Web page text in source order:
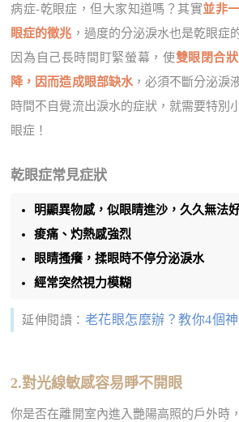
病症-乾眼症，但大家知道嗎？其實並非
眼症的徵兆 ，過度的分泌淚水也是乾眼症
因為自己長時間盯緊螢幕，使雙眼閉合
降，因而造成眼部缺水，必須不斷分泌淚
時間不自覺流出淚水的症狀，就需要特別
眼症！
乾眼症常見症狀
明顯異物感，似眼睛進沙，久久無法
痠痛、灼熱感強烈
眼睛搔癢，揉眼時不停分泌淚水
經常突然視力模糊
延伸閱讀： 老花眼怎麼辦？教你4個神
2.對光線敏感容易睜不開眼
你是否在離開室內進入艷陽高照的戶外時